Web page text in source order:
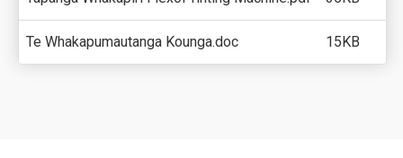
Te Whakapumautanga Kounga.doc 15KB